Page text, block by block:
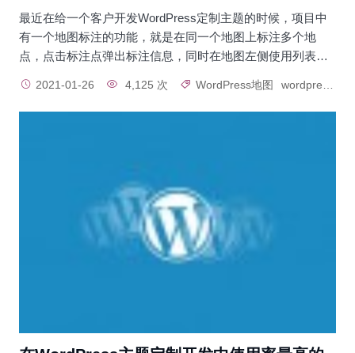
最近在给一个客户开发WordPress定制主题的时候，项目中
有一个地图标注的功能，就是在同一个地图上标注多个地
点，点击标注点弹出标注信息，同时在地图左侧使用列表…
2021-01-26 4,125 次 WordPress地图 wordpress插件